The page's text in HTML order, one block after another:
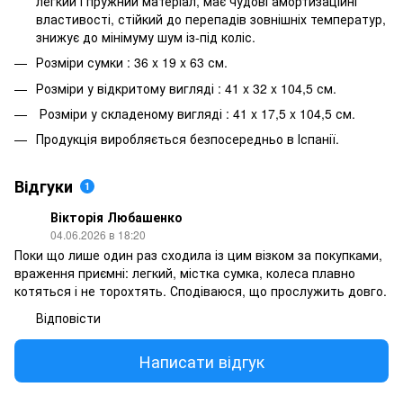
властивості, стійкий до перепадів зовнішніх температур,
знижує до мінімуму шум із-під коліс.
Розміри сумки : 36 x 19 x 63 см.
Розміри у відкритому вигляді : 41 x 32 x 104,5 см.
Розміри у складеному вигляді : 41 x 17,5 x 104,5 см.
Продукція виробляється безпосередньо в Іспанії.
Відгуки 1
Вікторія Любашенко
04.06.2026 в 18:20
Поки що лише один раз сходила із цим візком за покупками,
враження приємні: легкий, містка сумка, колеса плавно
котяться і не торохтять. Сподіваюся, що прослужить довго.
Відповісти
Написати відгук